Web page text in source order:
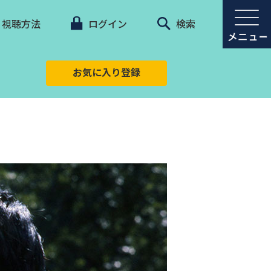
視聴方法 ログイン 検索
お気に入り登録